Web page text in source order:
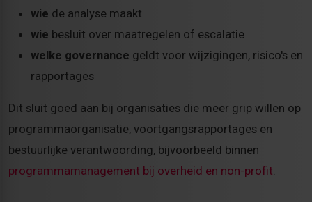
wie de analyse maakt
wie besluit over maatregelen of escalatie
welke governance geldt voor wijzigingen, risico's en
rapportages
Dit sluit goed aan bij organisaties die meer grip willen op
programmaorganisatie, voortgangsrapportages en
bestuurlijke verantwoording, bijvoorbeeld binnen
programmamanagement bij overheid en non-profit